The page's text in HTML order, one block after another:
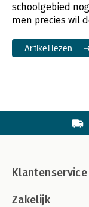
schoolgebied
men precies wil
Artikel lezen
Klantenservice
Zakelijk